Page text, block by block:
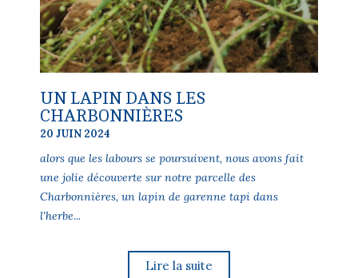
UN LAPIN DANS LES
CHARBONNIÈRES
20 JUIN 2024
alors que les labours se poursuivent, nous avons fait
une jolie découverte sur notre parcelle des
Charbonnières, un lapin de garenne tapi dans
l'herbe...
Lire la suite